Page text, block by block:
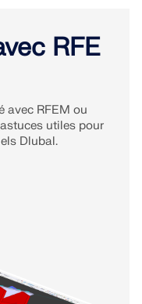
RFE
avec RFEM ou
utiles pour
Dlubal.